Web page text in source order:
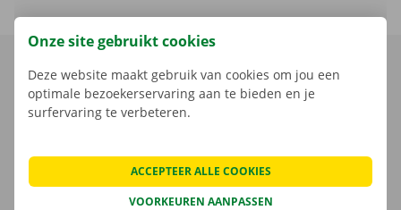
Dag Op aanvraag
Weekend
Week (7 dagen) Op aanvraag
Onze site gebruikt cookies
Deze website maakt gebruik van cookies om jou een
optimale bezoekerservaring aan te bieden en je
surfervaring te verbeteren.
VOORKEUREN AANPASSEN
ACCEPTEER ALLE COOKIES